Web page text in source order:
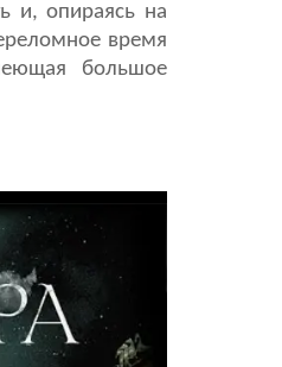
и, опираясь на
время
большое